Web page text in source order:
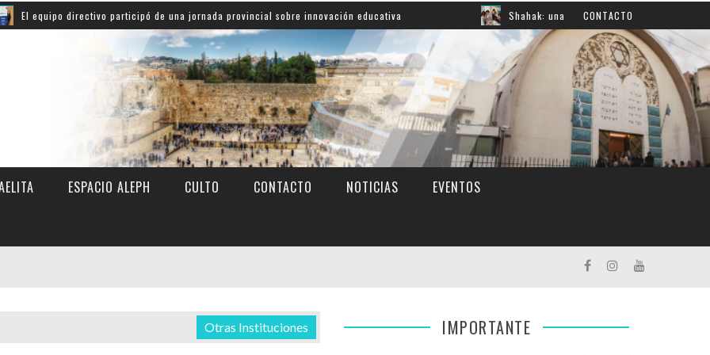
directivo participó de una jornada provincial sobre innovación educativa Shahak: una nueva jornada para reflexionar sobre
CONTACTO
ESPACIO ALEPH CULTO CONTACTO NOTICIAS EVENTOS
Otras Instituciones IMPORTANTE